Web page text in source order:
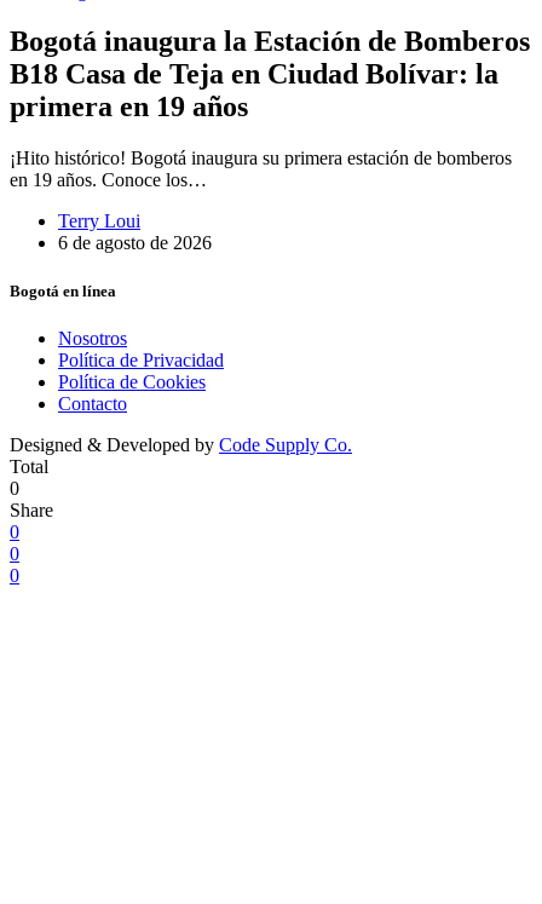
Bogotá inaugura la Estación de Bomberos
B18 Casa de Teja en Ciudad Bolívar: la
primera en 19 años
¡Hito histórico! Bogotá inaugura su primera estación de bomberos
en 19 años. Conoce los…
Terry Loui
6 de agosto de 2026
Bogotá en línea
Nosotros
Política de Privacidad
Política de Cookies
Contacto
Designed & Developed by Code Supply Co.
Total
0
Share
0
0
0